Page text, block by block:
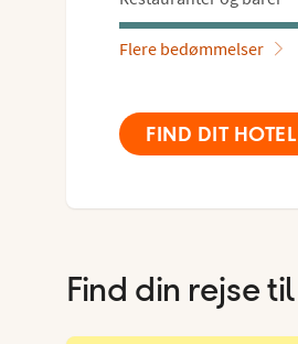
Flere bedømmelser
FIND DIT HOTEL
Find din rejse til